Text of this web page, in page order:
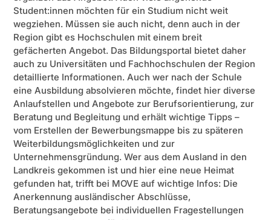
Student:innen möchten für ein Studium nicht weit
wegziehen. Müssen sie auch nicht, denn auch in der
Region gibt es Hochschulen mit einem breit
gefächerten Angebot. Das Bildungsportal bietet daher
auch zu Universitäten und Fachhochschulen der Region
detaillierte Informationen. Auch wer nach der Schule
eine Ausbildung absolvieren möchte, findet hier diverse
Anlaufstellen und Angebote zur Berufsorientierung, zur
Beratung und Begleitung und erhält wichtige Tipps –
vom Erstellen der Bewerbungsmappe bis zu späteren
Weiterbildungsmöglichkeiten und zur
Unternehmensgründung. Wer aus dem Ausland in den
Landkreis gekommen ist und hier eine neue Heimat
gefunden hat, trifft bei MOVE auf wichtige Infos: Die
Anerkennung ausländischer Abschlüsse,
Beratungsangebote bei individuellen Fragestellungen